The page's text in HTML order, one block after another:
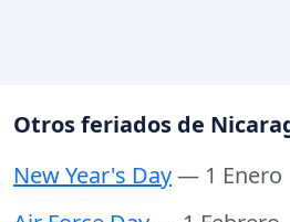
Otros feriados de
New Year's Day— 1 Enero